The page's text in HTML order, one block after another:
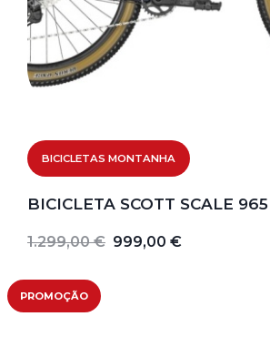
BICICLETAS MONTANHA
BICICLETA SCOTT SCALE
1.299,00 € 999,00 €
PROMOÇÃO